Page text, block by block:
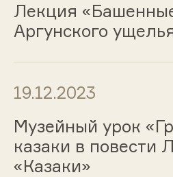
Лекция
Аргунского
19.12.2023
Музейный урок
казаки в повести
«Казаки»